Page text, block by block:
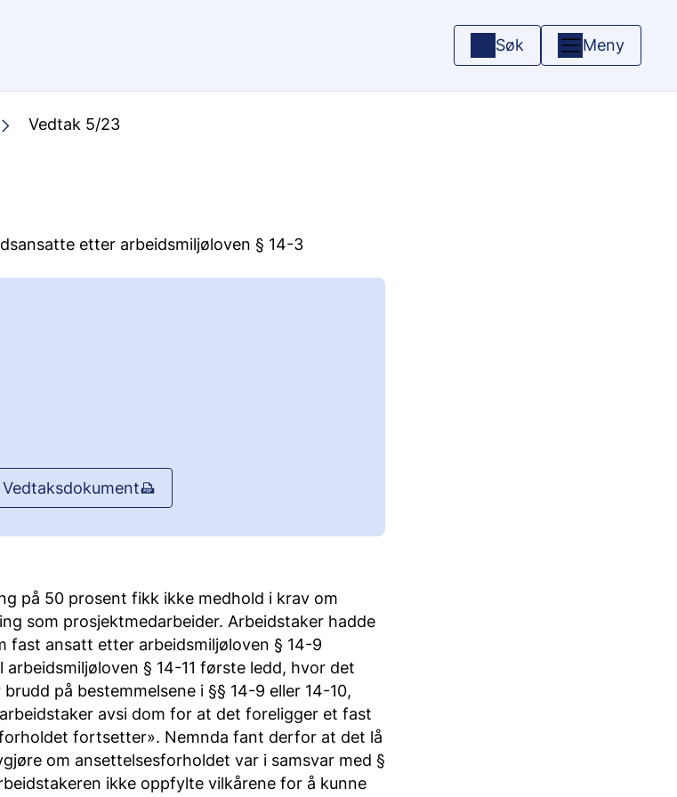
Søk Meny
Vedtak 5/23
etter arbeidsmiljøloven § 14-3
Vedtaksdokument
på 50 prosent fikk ikke medhold i krav om
som prosjektmedarbeider. Arbeidstaker hadde
fast ansatt etter arbeidsmiljøloven § 14-9
§ 14-11 første ledd, hvor det
på bestemmelsene i §§ 14-9 eller 14-10,
avsi dom for at det foreligger et fast
fortsetter». Nemnda fant derfor at det lå
om ansettelsesforholdet var i samsvar med §
ikke oppfylte vilkårene for å kunne